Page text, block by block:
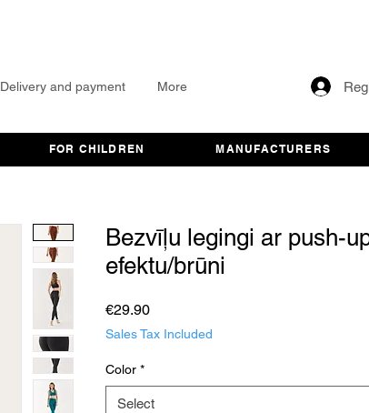
Delivery and payment More
FOR CHILDREN MANUFACTURERS
Bezvīļu legingi ar push-
efektu/brūni
€29.90Price
Sales Tax Included
Color *
Select